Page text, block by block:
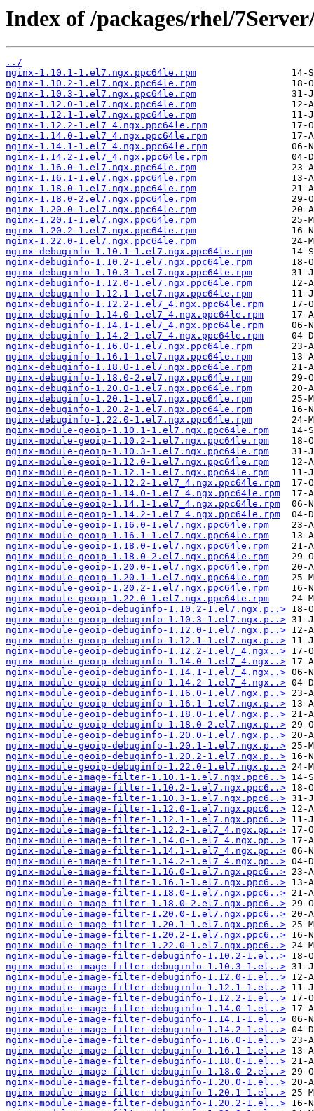
Index of /packages/rhel/
../
nginx-1.10.1-1.el7.ngx.ppc64le.rpm
nginx-1.10.2-1.el7.ngx.ppc64le.rpm
nginx-1.10.3-1.el7.ngx.ppc64le.rpm
nginx-1.12.0-1.el7.ngx.ppc64le.rpm
nginx-1.12.1-1.el7.ngx.ppc64le.rpm
nginx-1.12.2-1.el7_4.ngx.ppc64le.rpm
nginx-1.14.0-1.el7_4.ngx.ppc64le.rpm
nginx-1.14.1-1.el7_4.ngx.ppc64le.rpm
nginx-1.14.2-1.el7_4.ngx.ppc64le.rpm
nginx-1.16.0-1.el7.ngx.ppc64le.rpm
nginx-1.16.1-1.el7.ngx.ppc64le.rpm
nginx-1.18.0-1.el7.ngx.ppc64le.rpm
nginx-1.18.0-2.el7.ngx.ppc64le.rpm
nginx-1.20.0-1.el7.ngx.ppc64le.rpm
nginx-1.20.1-1.el7.ngx.ppc64le.rpm
nginx-1.20.2-1.el7.ngx.ppc64le.rpm
nginx-1.22.0-1.el7.ngx.ppc64le.rpm
nginx-debuginfo-1.10.1-1.el7.ngx.ppc64le.rpm
nginx-debuginfo-1.10.2-1.el7.ngx.ppc64le.rpm
nginx-debuginfo-1.10.3-1.el7.ngx.ppc64le.rpm
nginx-debuginfo-1.12.0-1.el7.ngx.ppc64le.rpm
nginx-debuginfo-1.12.1-1.el7.ngx.ppc64le.rpm
nginx-debuginfo-1.12.2-1.el7_4.ngx.ppc64le.rpm
nginx-debuginfo-1.14.0-1.el7_4.ngx.ppc64le.rpm
nginx-debuginfo-1.14.1-1.el7_4.ngx.ppc64le.rpm
nginx-debuginfo-1.14.2-1.el7_4.ngx.ppc64le.rpm
nginx-debuginfo-1.16.0-1.el7.ngx.ppc64le.rpm
nginx-debuginfo-1.16.1-1.el7.ngx.ppc64le.rpm
nginx-debuginfo-1.18.0-1.el7.ngx.ppc64le.rpm
nginx-debuginfo-1.18.0-2.el7.ngx.ppc64le.rpm
nginx-debuginfo-1.20.0-1.el7.ngx.ppc64le.rpm
nginx-debuginfo-1.20.1-1.el7.ngx.ppc64le.rpm
nginx-debuginfo-1.20.2-1.el7.ngx.ppc64le.rpm
nginx-debuginfo-1.22.0-1.el7.ngx.ppc64le.rpm
nginx-module-geoip-1.10.1-1.el7.ngx.ppc64le.rpm
nginx-module-geoip-1.10.2-1.el7.ngx.ppc64le.rpm
nginx-module-geoip-1.10.3-1.el7.ngx.ppc64le.rpm
nginx-module-geoip-1.12.0-1.el7.ngx.ppc64le.rpm
nginx-module-geoip-1.12.1-1.el7.ngx.ppc64le.rpm
nginx-module-geoip-1.12.2-1.el7_4.ngx.ppc64le.rpm
nginx-module-geoip-1.14.0-1.el7_4.ngx.ppc64le.rpm
nginx-module-geoip-1.14.1-1.el7_4.ngx.ppc64le.rpm
nginx-module-geoip-1.14.2-1.el7_4.ngx.ppc64le.rpm
nginx-module-geoip-1.16.0-1.el7.ngx.ppc64le.rpm
nginx-module-geoip-1.16.1-1.el7.ngx.ppc64le.rpm
nginx-module-geoip-1.18.0-1.el7.ngx.ppc64le.rpm
nginx-module-geoip-1.18.0-2.el7.ngx.ppc64le.rpm
nginx-module-geoip-1.20.0-1.el7.ngx.ppc64le.rpm
nginx-module-geoip-1.20.1-1.el7.ngx.ppc64le.rpm
nginx-module-geoip-1.20.2-1.el7.ngx.ppc64le.rpm
nginx-module-geoip-1.22.0-1.el7.ngx.ppc64le.rpm
nginx-module-geoip-debuginfo-1.10.2-1.el7.ngx.p..>
nginx-module-geoip-debuginfo-1.10.3-1.el7.ngx.p..>
nginx-module-geoip-debuginfo-1.12.0-1.el7.ngx.p..>
nginx-module-geoip-debuginfo-1.12.1-1.el7.ngx.p..>
nginx-module-geoip-debuginfo-1.12.2-1.el7_4.ngx..>
nginx-module-geoip-debuginfo-1.14.0-1.el7_4.ngx..>
nginx-module-geoip-debuginfo-1.14.1-1.el7_4.ngx..>
nginx-module-geoip-debuginfo-1.14.2-1.el7_4.ngx..>
nginx-module-geoip-debuginfo-1.16.0-1.el7.ngx.p..>
nginx-module-geoip-debuginfo-1.16.1-1.el7.ngx.p..>
nginx-module-geoip-debuginfo-1.18.0-1.el7.ngx.p..>
nginx-module-geoip-debuginfo-1.18.0-2.el7.ngx.p..>
nginx-module-geoip-debuginfo-1.20.0-1.el7.ngx.p..>
nginx-module-geoip-debuginfo-1.20.1-1.el7.ngx.p..>
nginx-module-geoip-debuginfo-1.20.2-1.el7.ngx.p..>
nginx-module-geoip-debuginfo-1.22.0-1.el7.ngx.p..>
nginx-module-image-filter-1.10.1-1.el7.ngx.ppc6..>
nginx-module-image-filter-1.10.2-1.el7.ngx.ppc6..>
nginx-module-image-filter-1.10.3-1.el7.ngx.ppc6..>
nginx-module-image-filter-1.12.0-1.el7.ngx.ppc6..>
nginx-module-image-filter-1.12.1-1.el7.ngx.ppc6..>
nginx-module-image-filter-1.12.2-1.el7_4.ngx.pp..>
nginx-module-image-filter-1.14.0-1.el7_4.ngx.pp..>
nginx-module-image-filter-1.14.1-1.el7_4.ngx.pp..>
nginx-module-image-filter-1.14.2-1.el7_4.ngx.pp..>
nginx-module-image-filter-1.16.0-1.el7.ngx.ppc6..>
nginx-module-image-filter-1.16.1-1.el7.ngx.ppc6..>
nginx-module-image-filter-1.18.0-1.el7.ngx.ppc6..>
nginx-module-image-filter-1.18.0-2.el7.ngx.ppc6..>
nginx-module-image-filter-1.20.0-1.el7.ngx.ppc6..>
nginx-module-image-filter-1.20.1-1.el7.ngx.ppc6..>
nginx-module-image-filter-1.20.2-1.el7.ngx.ppc6..>
nginx-module-image-filter-1.22.0-1.el7.ngx.ppc6..>
nginx-module-image-filter-debuginfo-1.10.2-1.el..>
nginx-module-image-filter-debuginfo-1.10.3-1.el..>
nginx-module-image-filter-debuginfo-1.12.0-1.el..>
nginx-module-image-filter-debuginfo-1.12.1-1.el..>
nginx-module-image-filter-debuginfo-1.12.2-1.el..>
nginx-module-image-filter-debuginfo-1.14.0-1.el..>
nginx-module-image-filter-debuginfo-1.14.1-1.el..>
nginx-module-image-filter-debuginfo-1.14.2-1.el..>
nginx-module-image-filter-debuginfo-1.16.0-1.el..>
nginx-module-image-filter-debuginfo-1.16.1-1.el..>
nginx-module-image-filter-debuginfo-1.18.0-1.el..>
nginx-module-image-filter-debuginfo-1.18.0-2.el..>
nginx-module-image-filter-debuginfo-1.20.0-1.el..>
nginx-module-image-filter-debuginfo-1.20.1-1.el..>
nginx-module-image-filter-debuginfo-1.20.2-1.el..>